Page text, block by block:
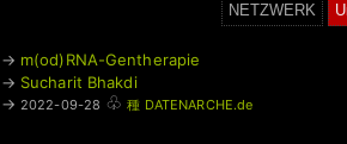
NETZWERK
→ m(od)RNA-Gentherapie
→ Sucharit Bhakdi
→ 2022-09-28 ♧ 種 DATENARCHE.de